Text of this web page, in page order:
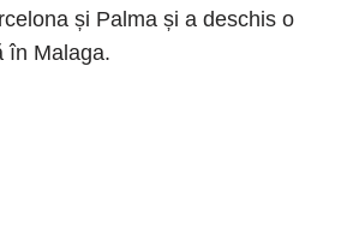
și Palma și a deschis o
în Malaga.